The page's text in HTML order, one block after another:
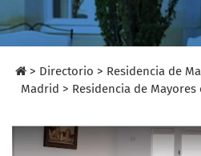
> Directorio > Residencia de
Madrid > Residencia de Mayores